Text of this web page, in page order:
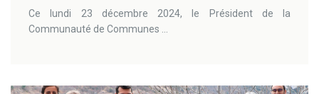
Ce lundi 23 décembre 2024, le Président de la
Communauté de Communes ...